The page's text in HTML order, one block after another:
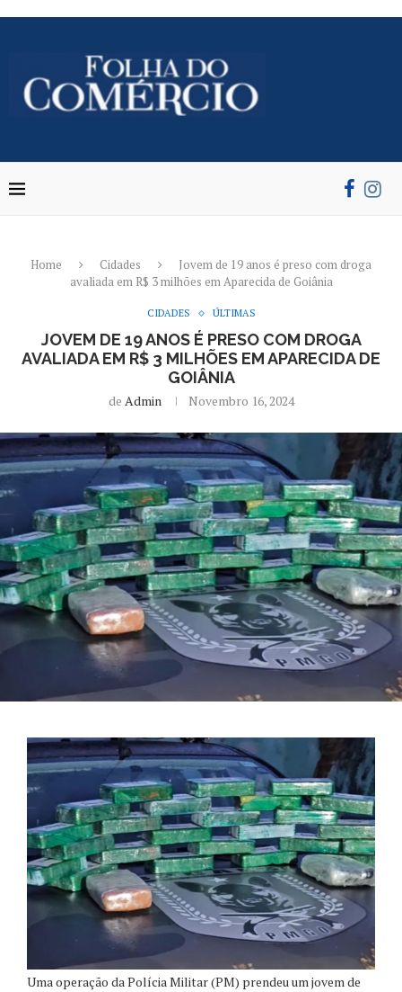
Home Cidades
Jovem de 19 anos é preso com droga
avaliada em R$ 3 milhões em Aparecida de Goiânia
CIDADES ÚLTIMAS
JOVEM DE 19 ANOS É PRESO COM DROGA
AVALIADA EM R$ 3 MILHÕES EM APARECIDA DE
GOIÂNIA
de Admin Novembro 16, 2024
Uma operação da Polícia Militar (PM) prendeu um jovem de